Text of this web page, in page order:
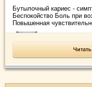
Бутылочный кариес -
Беспокойство Боль при
Повышенная